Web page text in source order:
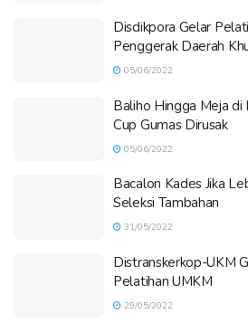
Disdikpora Gelar
Penggerak Daerah
05/06/2022
Baliho Hingga Meja
Cup Gumas Dirusak
05/06/2022
Bacalon Kades Jika
Seleksi Tambahan
31/05/2022
Distranskerkop-UKM
Pelatihan UMKM
29/05/2022